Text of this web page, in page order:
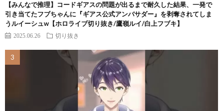
【みんなで推理】コードギアスの問題が出るまで耐久した結果、一発で
引き当てたフブちゃんに『ギアス公式アンバサダー』を剥奪されてしま
うルイーシュw【ホロライブ切り抜き/鷹嶺ルイ/白上フブキ】
2025.06.26 切り抜き